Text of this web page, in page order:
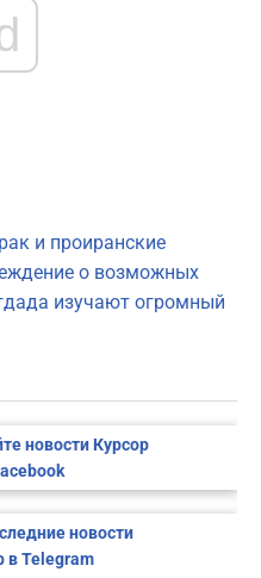
и проиранские
о возможных
изучают огромный
новости Курсор
новости
в Telegram